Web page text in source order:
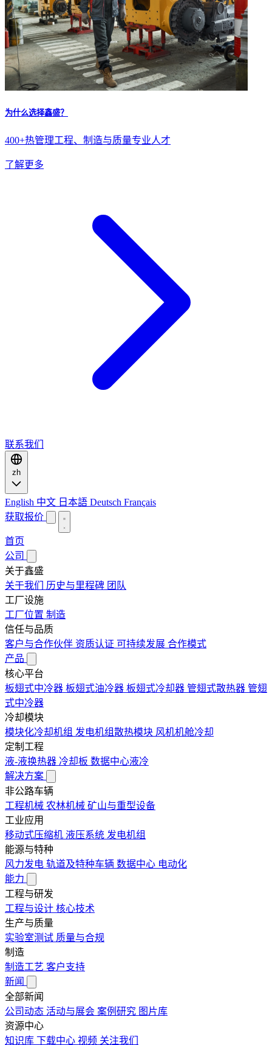
为什么选择鑫盛？
400+热管理工程、制造与质量专业人才
了解更多
联系我们
zh
English 中文 日本語 Deutsch Français
获取报价
首页
公司
关于鑫盛
关于我们 历史与里程碑 团队
工厂设施
工厂位置 制造
信任与品质
客户与合作伙伴 资质认证 可持续发展 合作模式
产品
核心平台
板翅式中冷器 板翅式油冷器 板翅式冷却器 管翅式散热器 管翅
式中冷器
冷却模块
模块化冷却机组 发电机组散热模块 风机机舱冷却
定制工程
液-液换热器 冷却板 数据中心液冷
解决方案
非公路车辆
工程机械 农林机械 矿山与重型设备
工业应用
移动式压缩机 液压系统 发电机组
能源与特种
风力发电 轨道及特种车辆 数据中心 电动化
能力
工程与研发
工程与设计 核心技术
生产与质量
实验室测试 质量与合规
制造
制造工艺 客户支持
新闻
全部新闻
公司动态 活动与展会 案例研究 图片库
资源中心
知识库 下载中心 视频 关注我们